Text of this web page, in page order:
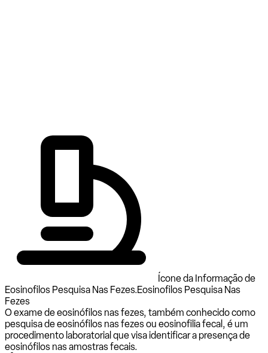
Ícone da Informação de
Eosinofilos Pesquisa Nas Fezes.Eosinofilos Pesquisa Nas
Fezes
O exame de eosinófilos nas fezes, também conhecido como
pesquisa de eosinófilos nas fezes ou eosinofilia fecal, é um
procedimento laboratorial que visa identificar a presença de
eosinófilos nas amostras fecais.